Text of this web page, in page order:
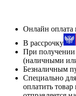
Онлайн оплата
В рассрочку
При получении
(наличными
Безналичным
Специально
оплатить